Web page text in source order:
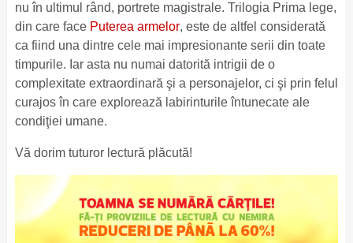
nu în ultimul rând, portrete magistrale. Trilogia Prima lege,
din care face Puterea armelor, este de altfel considerată
ca fiind una dintre cele mai impresionante serii din toate
timpurile. Iar asta nu numai datorită intrigii de o
complexitate extraordinară şi a personajelor, ci şi prin felul
curajos în care explorează labirinturile întunecate ale
condiţiei umane.
Vă dorim tuturor lectură plăcută!